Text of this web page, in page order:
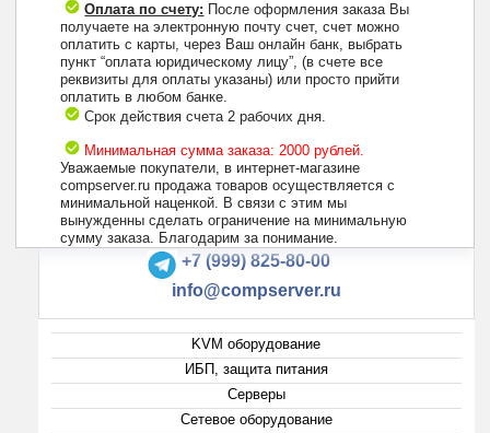
Оплата по счету: После оформления заказа Вы
получаете на электронную почту счет, счет можно
оплатить с карты, через Ваш онлайн банк, выбрать
пункт “оплата юридическому лицу”, (в счете все
реквизиты для оплаты указаны) или просто прийти
оплатить в любом банке.
Срок действия счета 2 рабочих дня.
Минимальная сумма заказа: 2000 рублей.
Уважаемые покупатели, в интернет-магазине
compserver.ru продажа товаров осуществляется с
минимальной наценкой. В связи с этим мы
вынужденны сделать ограничение на минимальную
сумму заказа. Благодарим за понимание.
+7 (495) 223-13-47
+7 (999) 825-80-00
info@compserver.ru
KVM оборудование
ИБП, защита питания
Серверы
Сетевое оборудование